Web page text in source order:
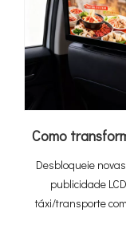
Desbloqueie
publicidade
táxi/transporte